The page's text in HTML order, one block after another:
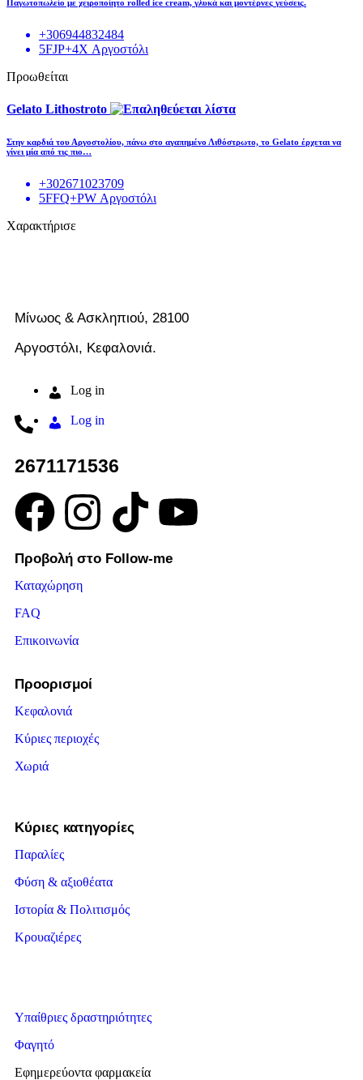
Παγωτοπωλείο με χειροποίητο rolled ice cream, γλυκά και μοντέρνες γεύσεις.
+306944832484
5FJP+4X Αργοστόλι
Προωθείται
Gelato Lithostroto
Στην καρδιά του Αργοστολίου, πάνω στο αγαπημένο Λιθόστρωτο, το Gelato έρχεται να
γίνει μία από τις πιο…
+302671023709
5FFQ+PW Αργοστόλι
Χαρακτήρισε
Μίνωος & Ασκληπιού, 28100
Αργοστόλι, Κεφαλονιά.
Log in
Log in
2671171536
Προβολή στο Follow-me
Καταχώρηση
FAQ
Επικοινωνία
Προορισμοί
Κεφαλονιά
Κύριες περιοχές
Χωριά
Κύριες κατηγορίες
Παραλίες
Φύση & αξιοθέατα
Ιστορία & Πολιτισμός
Κρουαζιέρες
Υπαίθριες δραστηριότητες
Φαγητό
Εφημερεύοντα φαρμακεία